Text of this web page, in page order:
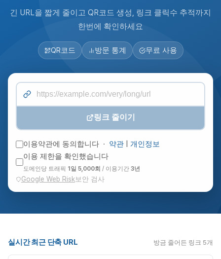
긴 URL을 짧게 줄이고 QR코드 생성, 링크 클릭수 추적까지
한번에 확인하세요
QR코드 방문 통계 무료 사용
링크 줄이기
이용약관에 동의합니다 · 약관
개인정보
이용 제한을 확인했습니다
도메인당 트래픽 1일 5,000회 / 이용기간 3년
Google Web Risk보안 검사
실시간 최근 단축 URL 방금 줄어든 링크 5개